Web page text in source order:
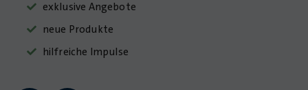
exklusive Angebote
neue Produkte
hilfreiche Impulse